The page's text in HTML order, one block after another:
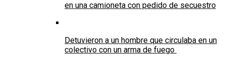
en una camioneta con pedido de secuestro
Detuvieron a un hombre que circulaba en un
colectivo con un arma de fuego